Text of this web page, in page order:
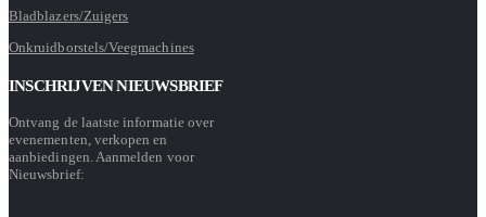
Bladblazers/Zuigers
Onkruidborstels/Veegmachines
INSCHRIJVEN NIEUWSBRIEF
Ontvang de laatste informatie over
evenementen, verkopen en
aanbiedingen. Aanmelden voor
Nieuwsbrief: